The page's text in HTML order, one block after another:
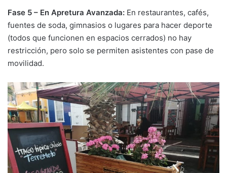
Fase 5 – En Apretura Avanzada: En restaurantes, cafés,
fuentes de soda, gimnasios o lugares para hacer deporte
(todos que funcionen en espacios cerrados) no hay
restricción, pero solo se permiten asistentes con pase de
movilidad.